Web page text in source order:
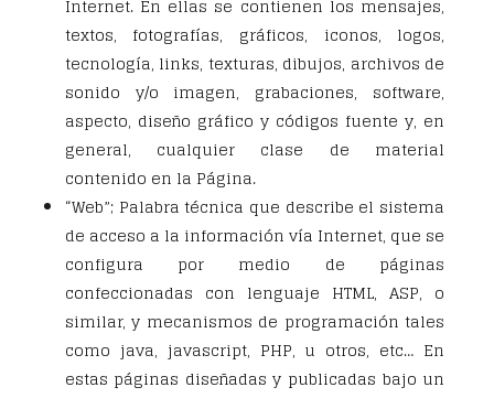
Internet. En ellas se contienen los mensajes,
textos, fotografías, gráficos, iconos, logos,
tecnología, links, texturas, dibujos, archivos de
sonido y/o imagen, grabaciones, software,
aspecto, diseño gráfico y códigos fuente y, en
general, cualquier clase de material
contenido en la Página.
“Web”; Palabra técnica que describe el sistema
de acceso a la información vía Internet, que se
configura por medio de páginas
confeccionadas con lenguaje HTML, ASP, o
similar, y mecanismos de programación tales
como java, javascript, PHP, u otros, etc… En
estas páginas diseñadas y publicadas bajo un